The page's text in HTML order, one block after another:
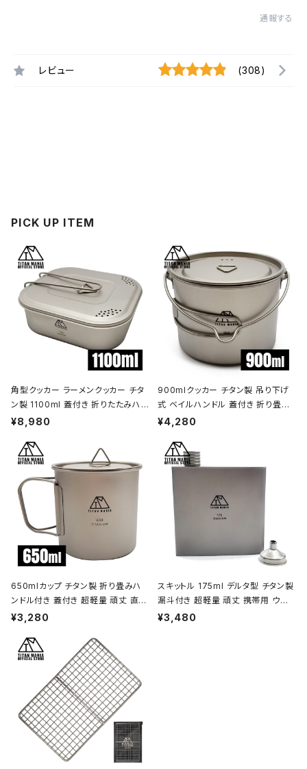
通報する
レビュー (308)
PICK UP ITEM
角型クッカー ラーメンクッカー チタ
ン製 1100ml 蓋付き 折りたたみハン
ドル付 超軽量 頑丈 直火OK 鍋 フラ
ンプ アウトドア キャンプ用品 収納袋
付き
¥8,980
900mlクッカー チタン製 吊り下げ
式 ベイルハンドル 蓋付き 折り畳み
ハンドル付き 超軽量 頑丈 直火OK
プ BBQ バーベキュー アウトドア キ
ャンプ用品 収納袋付き
¥4,280
650mlカップ チタン製 折り畳みハ
ンドル付き 蓋付き 超軽量 頑丈 直火
OK シングルマグカップ クッカー ソ
トドア キャンプ用品 収納袋付き
¥3,280
スキットル 175ml デルタ型 チタン製
漏斗付き 超軽量 頑丈 携帯用 ウイ
スキー ボトル ヒップフラスコ 水筒 ソ
¥3,480